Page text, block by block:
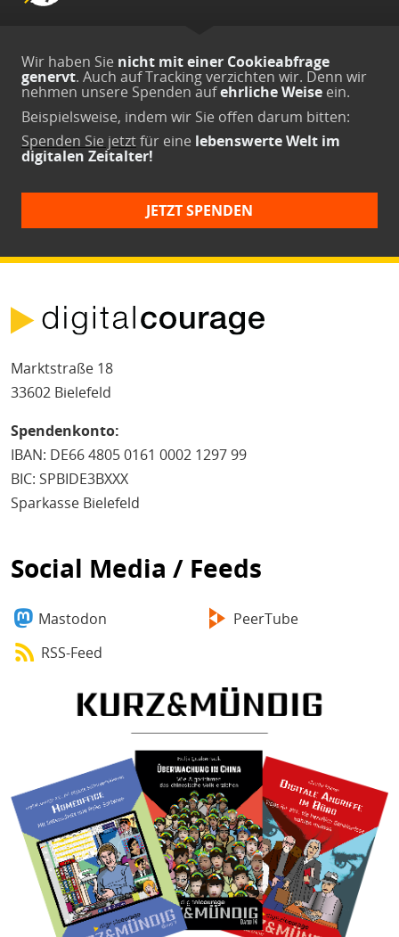
Wir haben Sie nicht mit einer Cookieabfrage
genervt. Auch auf Tracking verzichten wir. Denn wir
nehmen unsere Spenden aufehrliche Weise ein.
Beispielsweise, indem wir Sie offen darum bitten:
Spenden Sie jetztfür eine lebenswerte Welt im
digitalen Zeitalter!
JETZT SPENDEN
Marktstraße 18
33602 Bielefeld
Spendenkonto:
IBAN: DE66 4805 0161 0002 1297 99
BIC: SPBIDE3BXXX
Sparkasse Bielefeld
Social Media / Feeds
Mastodon
PeerTube
RSS-Feed